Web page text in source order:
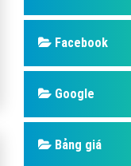
Hỏi đáp quảng cáo mobile
Hỏi đáp quảng cáo Online
Hỏi đáp quảng cáo Skype